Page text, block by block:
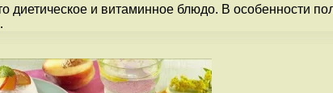
диетическое и витаминное блюдо. В особенности